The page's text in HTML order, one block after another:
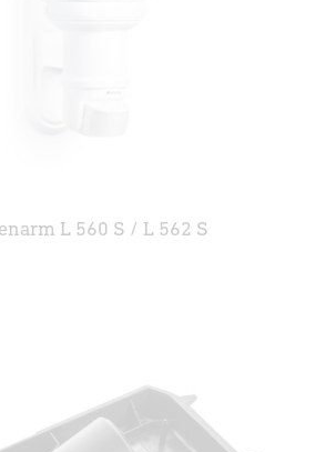
L 560 S / L 562 S